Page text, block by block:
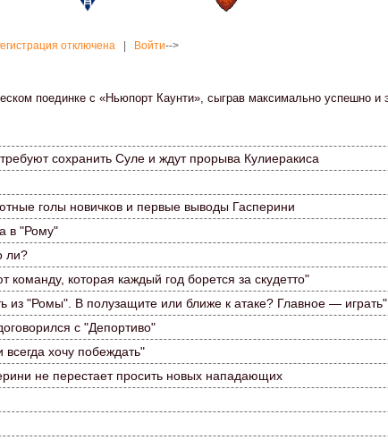
отключена Войти-->
поединке с «Ньюпорт Каунти», сыграв максимально успешно
сохранить Суле и ждут прорыва Кулиеракиса
голы новичков и первые выводы Гасперини
в "Рому"
ли?
которая каждый год борется за скудетто"
из "Ромы". В полузащите или ближе к атаке? Главное — играть"
с "Депортиво"
хочу побеждать"
не перестает просить новых нападающих